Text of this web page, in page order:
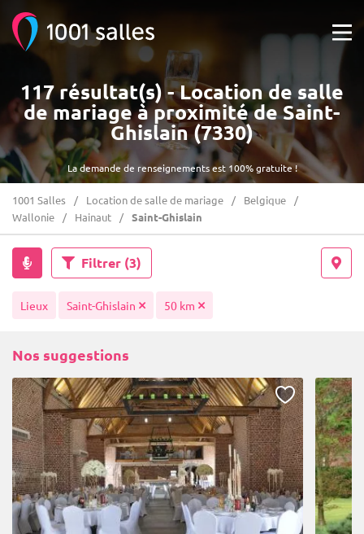
La demande de renseignements est 100% gratuite !
117 résultat(s) - Location de salle
de mariage à proximité de Saint-
Ghislain (7330)
1001 Salles Location de salle de mariage
Belgique
Wallonie
Hainaut Saint-Ghislain
Filtrer (3)
Lieux Saint-Ghislain 50 km
Nos suggestions